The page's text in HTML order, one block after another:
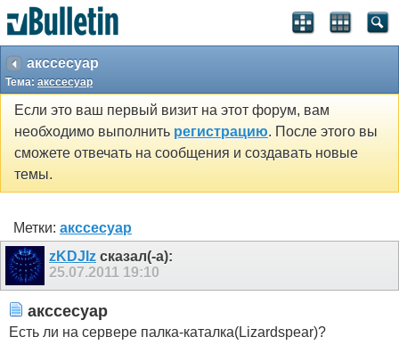
акссесуар
Тема: акссесуар
Если это ваш первый визит на этот форум, вам
необходимо выполнить регистрацию. После этого вы
сможете отвечать на сообщения и создавать новые
темы.
Метки: акссесуар
zKDJIz сказал(-а):
25.07.2011 19:10
акссесуар
Есть ли на сервере палка-каталка(Lizardspear)?